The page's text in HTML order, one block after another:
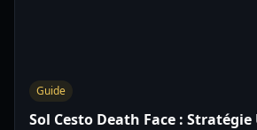
Guide
Sol Cesto Death Face :